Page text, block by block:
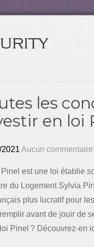
les
en loi
2021 Aucun commentaire
Pinel est une loi établie
du Logement Sylvia
plus lucratif pour
avant de jouir de
Pinel ? Découvrez-en